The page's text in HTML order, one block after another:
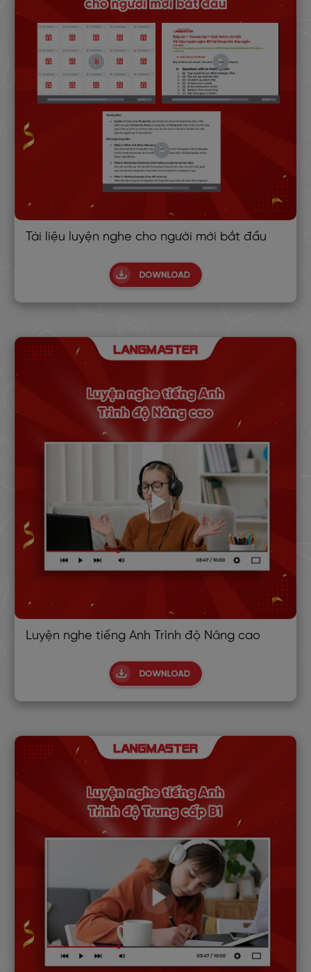
Tài liệu luyện nghe cho người mới bắt đầu
Luyện nghe tiếng Anh Trình độ Nâng cao